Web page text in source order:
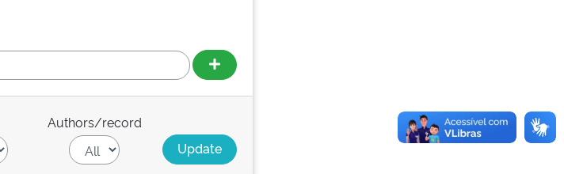
Authors/record